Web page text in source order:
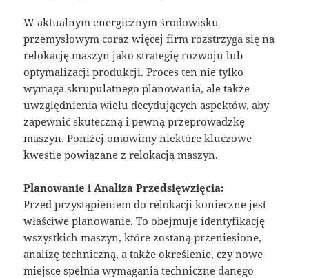
W aktualnym energicznym środowisku
przemysłowym coraz więcej firm rozstrzyga się na
relokację maszyn jako strategię rozwoju lub
optymalizacji produkcji. Proces ten nie tylko
wymaga skrupulatnego planowania, ale także
uwzględnienia wielu decydujących aspektów, aby
zapewnić skuteczną i pewną przeprowadzkę
maszyn. Poniżej omówimy niektóre kluczowe
kwestie powiązane z relokacją maszyn.
Planowanie i Analiza Przedsięwzięcia:
Przed przystąpieniem do relokacji konieczne jest
właściwe planowanie. To obejmuje identyfikację
wszystkich maszyn, które zostaną przeniesione,
analizę techniczną, a także określenie, czy nowe
miejsce spełnia wymagania techniczne danego